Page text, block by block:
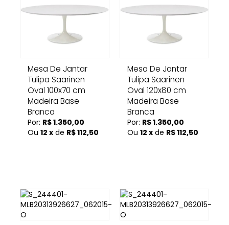
Mesa De Jantar
Tulipa Saarinen
Oval 100x70 cm
Madeira Base
Branca
Por: R$ 1.350,00
Ou 12 x de R$ 112,50
Mesa De Jantar
Tulipa Saarinen
Oval 120x80 cm
Madeira Base
Branca
Por: R$ 1.350,00
Ou 12 x de R$ 112,50